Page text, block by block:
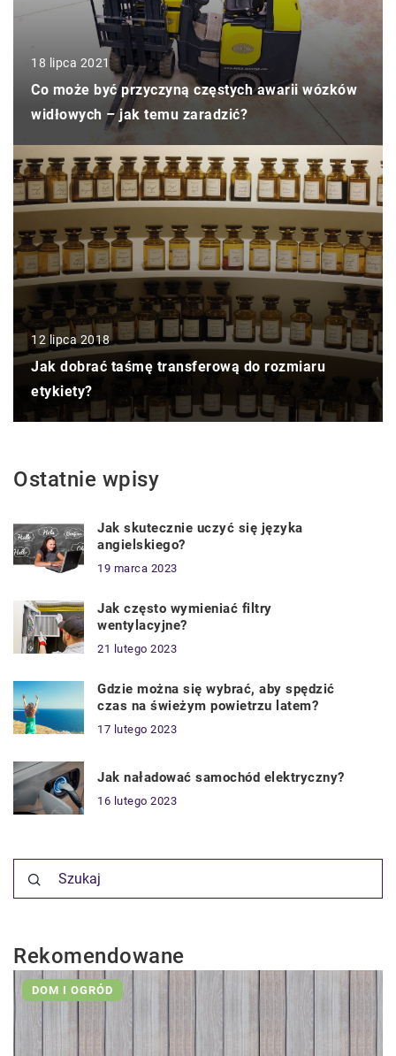
18 lipca 2021
Co może być przyczyną częstych awarii wózków
widłowych – jak temu zaradzić?
12 lipca 2018
Jak dobrać taśmę transferową do rozmiaru
etykiety?
Ostatnie wpisy
Jak skutecznie uczyć się języka
angielskiego?
19 marca 2023
Jak często wymieniać filtry
wentylacyjne?
21 lutego 2023
Gdzie można się wybrać, aby spędzić
czas na świeżym powietrzu latem?
17 lutego 2023
Jak naładować samochód elektryczny?
16 lutego 2023
Rekomendowane
DOM I OGRÓD